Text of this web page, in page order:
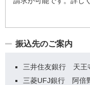
振込先のご案内
三井住友銀行 天王
三菱UFJ銀行 阿倍